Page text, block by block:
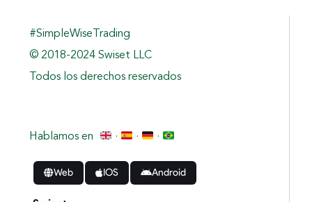
#SimpleWiseTrading
© 2018-2024 Swiset LLC
Todos los derechos reservados
Hablamos en · · ·
Web IOS Android